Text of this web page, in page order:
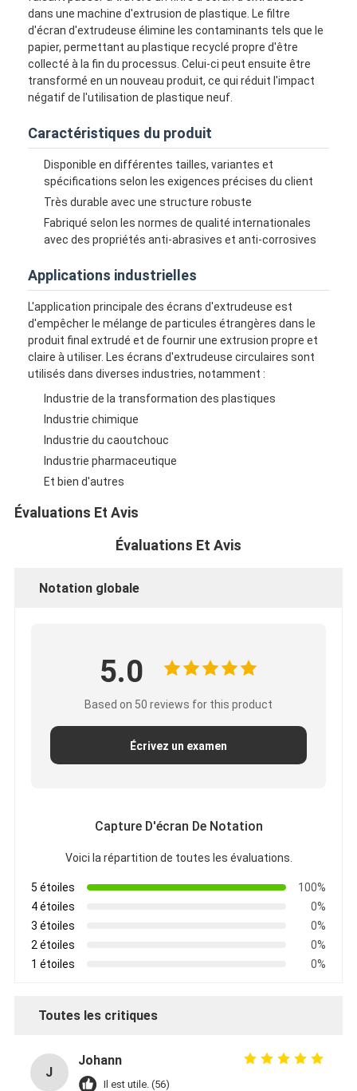
dans une machine d'extrusion de plastique. Le filtre
d'écran d'extrudeuse élimine les contaminants tels que le
papier, permettant au plastique recyclé propre d'être
collecté à la fin du processus. Celui-ci peut ensuite être
transformé en un nouveau produit, ce qui réduit l'impact
négatif de l'utilisation de plastique neuf.
Caractéristiques du produit
Disponible en différentes tailles, variantes et
spécifications selon les exigences précises du client
Très durable avec une structure robuste
Fabriqué selon les normes de qualité internationales
avec des propriétés anti-abrasives et anti-corrosives
Applications industrielles
L'application principale des écrans d'extrudeuse est
d'empêcher le mélange de particules étrangères dans le
produit final extrudé et de fournir une extrusion propre et
claire à utiliser. Les écrans d'extrudeuse circulaires sont
utilisés dans diverses industries, notamment :
Industrie de la transformation des plastiques
Industrie chimique
Industrie du caoutchouc
Industrie pharmaceutique
Et bien d'autres
Évaluations Et Avis
Évaluations Et Avis
Notation globale
5.0
Based on 50 reviews for this product
Écrivez un examen
Capture D'écran De Notation
Voici la répartition de toutes les évaluations.
5 étoiles
100%
4 étoiles
0%
3 étoiles
0%
2 étoiles
0%
1 étoiles
0%
Toutes les critiques
J
Johann
Il est utile. (56)